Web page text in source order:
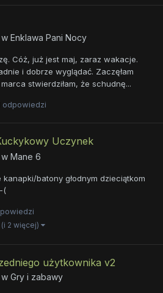
Enklawa Pani Nocy
Cóż, już jest maj, zaraz wakacje.
i dobrze wyglądać. Zaczęłam
stwierdziłam, że schudnę...
odpowiedzi
Uczynek
Mane 6
batony głodnym dzieciątkom
(
(i 2 więcej)
użytkownika v2
Gry i zabawy